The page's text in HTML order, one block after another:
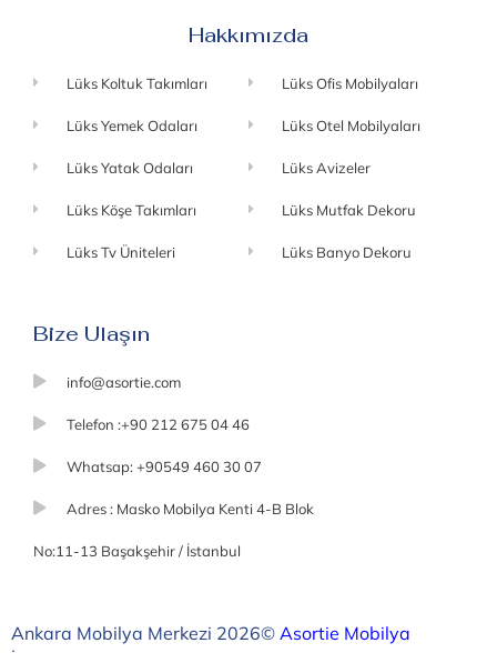
Hakkımızda
Lüks Koltuk Takımları
Lüks Yemek Odaları
Lüks Yatak Odaları
Lüks Köşe Takımları
Lüks Tv Üniteleri
Lüks Ofis Mobilyaları
Lüks Otel Mobilyaları
Lüks Avizeler
Lüks Mutfak Dekoru
Lüks Banyo Dekoru
Bize Ulaşın
info@asortie.com
Telefon :+90 212 675 04 46
Whatsap: +90549 460 30 07
Adres : Masko Mobilya Kenti 4-B Blok
No:11-13 Başakşehir / İstanbul
Ankara Mobilya Merkezi 2026© Asortie Mobilya